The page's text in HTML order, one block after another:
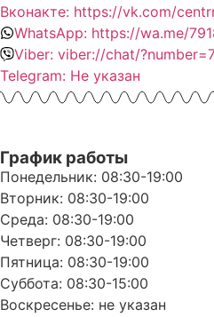
Вконакте: https://vk.com/
WhatsApp: https://wa.me/
Viber: viber://chat/
Telegram: Не указан
График работы
Понедельник: 08:30-19:00
Вторник: 08:30-19:00
Среда: 08:30-19:00
Четверг: 08:30-19:00
Пятница: 08:30-19:00
Суббота: 08:30-15:00
Воскресенье: не указан